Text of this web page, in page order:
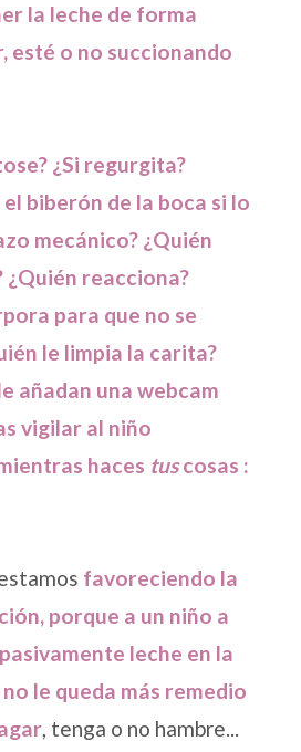
la leche de forma
esté o no succionando
¿Si regurgita?
el biberón de la boca si lo
mecánico? ¿Quién
¿Quién reacciona?
para que no se
le limpia la carita?
añadan una webcam
vigilar al niño
haces tuscosas :
favoreciendo la
porque a un niño a
leche en la
le queda más remedio
, tenga o no hambre...